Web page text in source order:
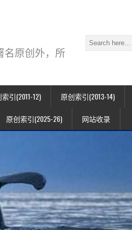
名原创外，所
引(2011-12) 原创索引(2013-14)
原创索引(2025-26) 网站收录